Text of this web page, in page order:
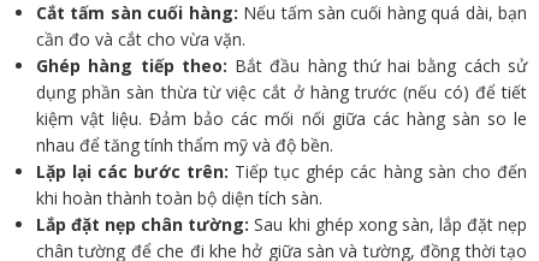
Cắt tấm sàn cuối hàng: Nếu tấm sàn cuối hàng quá dài, bạn
cần đo và cắt cho vừa vặn.
Ghép hàng tiếp theo: Bắt đầu hàng thứ hai bằng cách sử
dụng phần sàn thừa từ việc cắt ở hàng trước (nếu có) để tiết
kiệm vật liệu. Đảm bảo các mối nối giữa các hàng sàn so le
nhau để tăng tính thẩm mỹ và độ bền.
Lặp lại các bước trên: Tiếp tục ghép các hàng sàn cho đến
khi hoàn thành toàn bộ diện tích sàn.
Lắp đặt nẹp chân tường: Sau khi ghép xong sàn, lắp đặt nẹp
chân tường để che đi khe hở giữa sàn và tường, đồng thời tạo